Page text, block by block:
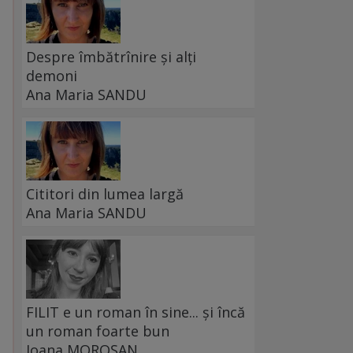
Despre îmbătrînire și alți
demoni
Ana Maria SANDU
Cititori din lumea largă
Ana Maria SANDU
FILIT e un roman în sine... și încă
un roman foarte bun